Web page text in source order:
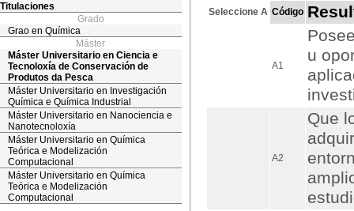
Titulaciones
Grado
Grao en Química
Máster
Máster Universitario en Ciencia e
Tecnoloxía de Conservación de
Produtos da Pesca
Máster Universitario en Investigación
Química e Química Industrial
Máster Universitario en Nanociencia e
Nanotecnoloxía
Máster Universitario en Química
Teórica e Modelización
Computacional
Máster Universitario en Química
Teórica e Modelización
Computacional
Seleccione A Código
A1
u
A2
Que